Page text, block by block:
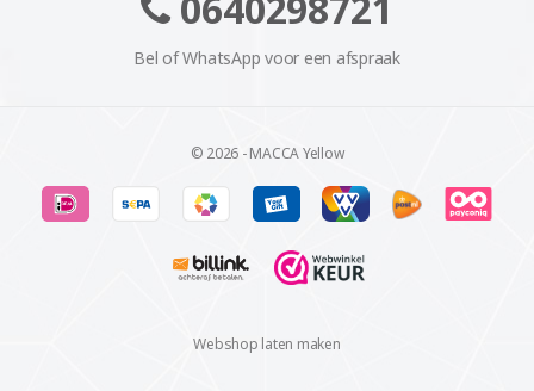
Bel of WhatsApp voor een afspraak
© 2026 - MACCA Yellow
Webshop laten maken